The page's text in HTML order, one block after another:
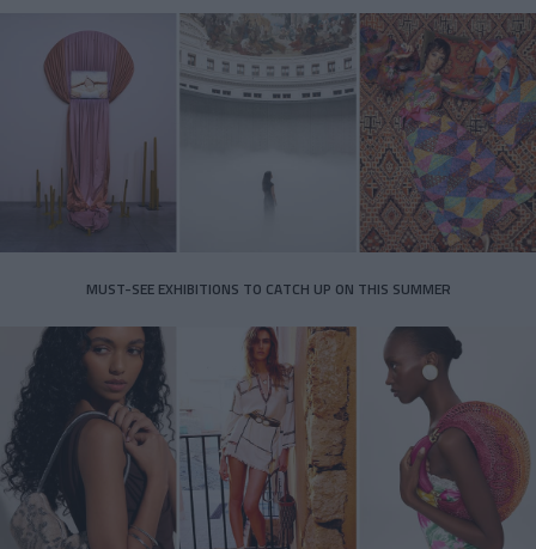
MUST-SEE EXHIBITIONS TO CATCH UP ON THIS SUMMER